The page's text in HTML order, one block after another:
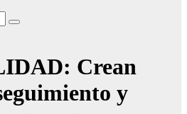
Crean
y